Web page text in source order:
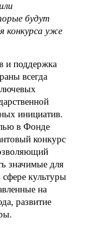
будут
конкурса уже
и поддержка
всегда
инициатив.
в Фонде
конкурс
значимые для
культуры
на
развитие